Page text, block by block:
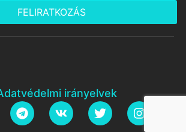
FELIRATKOZÁS
irányelvek